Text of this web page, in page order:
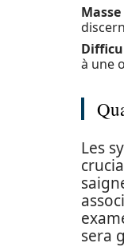
à une
Les
sera